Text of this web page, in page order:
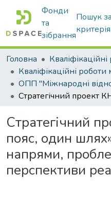
Фонди
та
зібрання
Пошук за
Головна
Стратегічний
пояс, один
напрями,
перспективи